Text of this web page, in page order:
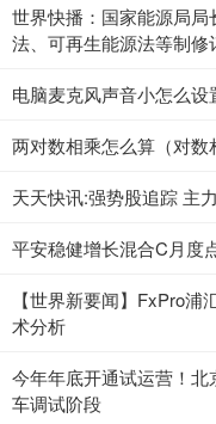
世界快播：国家能源局
法、可再生能源法等制修
电脑麦克风声音小怎么
两对数相乘怎么算（对
天天快讯:强势股追踪 主
平安稳健增长混合C月度
【世界新要闻】FxPro
术分析
今年年底开通试运营！
车调试阶段